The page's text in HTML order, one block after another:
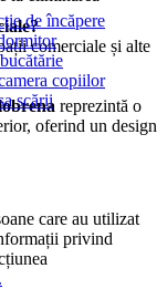
comerciale și alte
reprezintă o
oferind un design
de încăpere
copiilor
scării
care au utilizat
privind